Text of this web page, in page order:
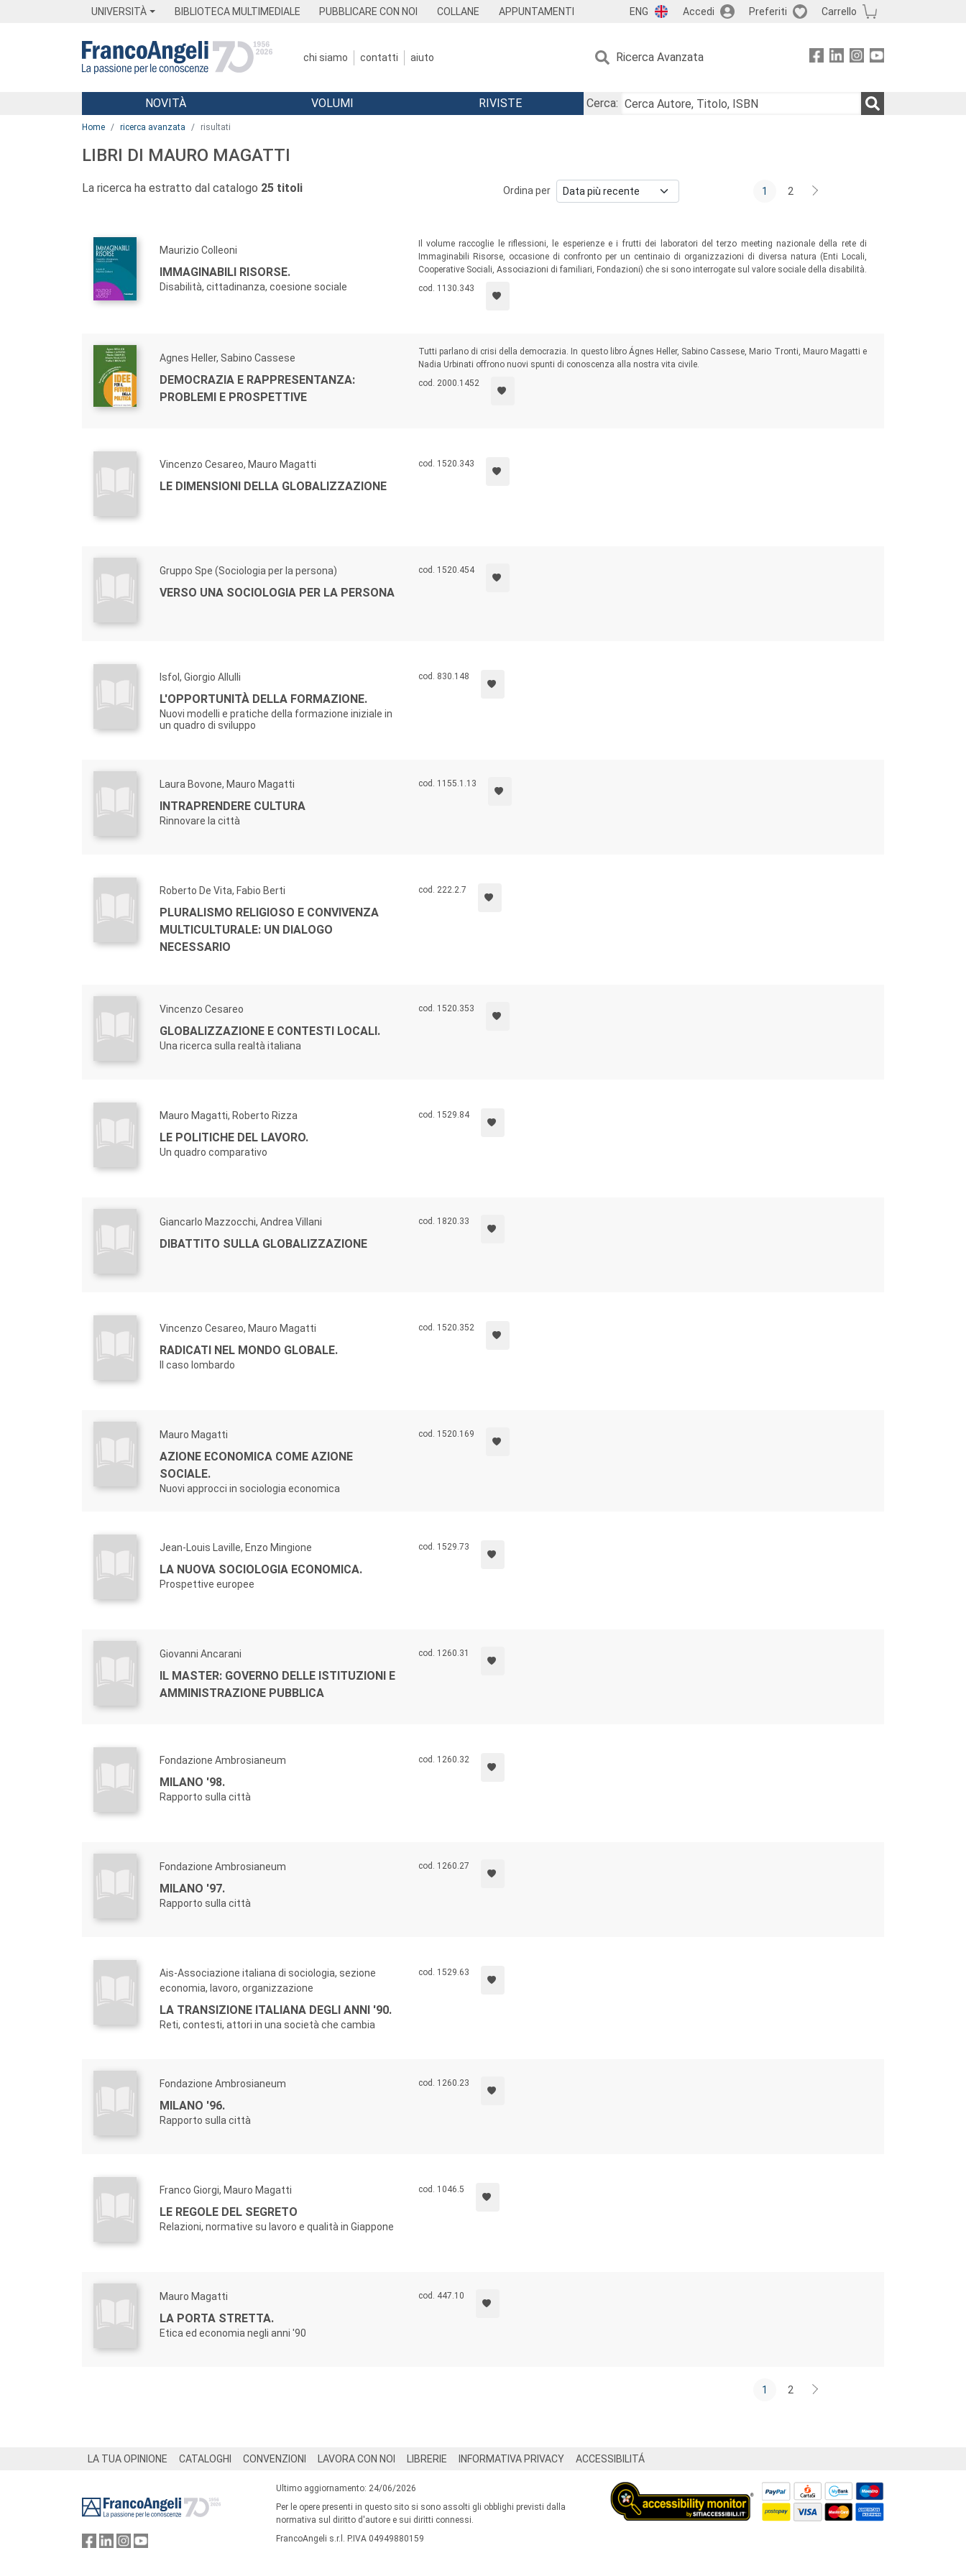
UNIVERSITÀ BIBLIOTECA MULTIMEDIALE PUBBLICARE CON NOI COLLANE APPUNTAMENTI ENG Accedi Preferiti Carrello
chi siamo contatti aiuto Ricerca Avanzata
Menu
NOVITÀ VOLUMI RIVISTE
Cerca:
Home ricerca avanzata risultati
LIBRI DI MAURO MAGATTI
La ricerca ha estratto dal catalogo 25 titoli Ordina per 1 2
Maurizio Colleoni
IMMAGINABILI RISORSE.
Disabilità, cittadinanza, coesione sociale
Il volume raccoglie le riflessioni, le esperienze e i frutti dei laboratori del terzo meeting nazionale della rete di
Immaginabili Risorse, occasione di confronto per un centinaio di organizzazioni di diversa natura (Enti Locali,
Cooperative Sociali, Associazioni di familiari, Fondazioni) che si sono interrogate sul valore sociale della disabilità.
cod. 1130.343
Agnes Heller, Sabino Cassese
DEMOCRAZIA E RAPPRESENTANZA:
PROBLEMI E PROSPETTIVE
Tutti parlano di crisi della democrazia. In questo libro Ágnes Heller, Sabino Cassese, Mario Tronti, Mauro Magatti e
Nadia Urbinati offrono nuovi spunti di conoscenza alla nostra vita civile.
cod. 2000.1452
Vincenzo Cesareo, Mauro Magatti
LE DIMENSIONI DELLA GLOBALIZZAZIONE
cod. 1520.343
Gruppo Spe (Sociologia per la persona)
VERSO UNA SOCIOLOGIA PER LA PERSONA
cod. 1520.454
Isfol, Giorgio Allulli
L'OPPORTUNITÀ DELLA FORMAZIONE.
Nuovi modelli e pratiche della formazione iniziale in
un quadro di sviluppo
cod. 830.148
Laura Bovone, Mauro Magatti
INTRAPRENDERE CULTURA
Rinnovare la città
cod. 1155.1.13
Roberto De Vita, Fabio Berti
PLURALISMO RELIGIOSO E CONVIVENZA
MULTICULTURALE: UN DIALOGO
NECESSARIO
cod. 222.2.7
Vincenzo Cesareo
GLOBALIZZAZIONE E CONTESTI LOCALI.
Una ricerca sulla realtà italiana
cod. 1520.353
Mauro Magatti, Roberto Rizza
LE POLITICHE DEL LAVORO.
Un quadro comparativo
cod. 1529.84
Giancarlo Mazzocchi, Andrea Villani
DIBATTITO SULLA GLOBALIZZAZIONE
cod. 1820.33
Vincenzo Cesareo, Mauro Magatti
RADICATI NEL MONDO GLOBALE.
Il caso lombardo
cod. 1520.352
Mauro Magatti
AZIONE ECONOMICA COME AZIONE
SOCIALE.
Nuovi approcci in sociologia economica
cod. 1520.169
Jean-Louis Laville, Enzo Mingione
LA NUOVA SOCIOLOGIA ECONOMICA.
Prospettive europee
cod. 1529.73
Giovanni Ancarani
IL MASTER: GOVERNO DELLE ISTITUZIONI E
AMMINISTRAZIONE PUBBLICA
cod. 1260.31
Fondazione Ambrosianeum
MILANO '98.
Rapporto sulla città
cod. 1260.32
Fondazione Ambrosianeum
MILANO '97.
Rapporto sulla città
cod. 1260.27
Ais-Associazione italiana di sociologia, sezione
economia, lavoro, organizzazione
LA TRANSIZIONE ITALIANA DEGLI ANNI '90.
Reti, contesti, attori in una società che cambia
cod. 1529.63
Fondazione Ambrosianeum
MILANO '96.
Rapporto sulla città
cod. 1260.23
Franco Giorgi, Mauro Magatti
LE REGOLE DEL SEGRETO
Relazioni, normative su lavoro e qualità in Giappone
cod. 1046.5
Mauro Magatti
LA PORTA STRETTA.
Etica ed economia negli anni '90
cod. 447.10
1 2
LA TUA OPINIONE CATALOGHI CONVENZIONI LAVORA CON NOI LIBRERIE INFORMATIVA PRIVACY ACCESSIBILITÁ
Ultimo aggiornamento: 24/06/2026
Per le opere presenti in questo sito si sono assolti gli obblighi previsti dalla
normativa sul diritto d'autore e sui diritti connessi.
FrancoAngeli s.r.l. P.IVA 04949880159